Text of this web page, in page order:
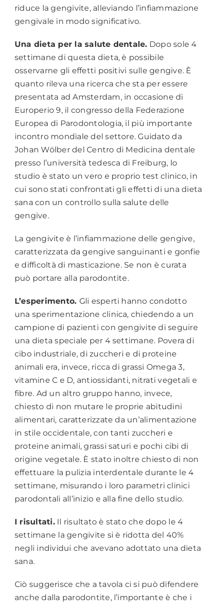
riduce la gengivite, alleviando l’infiammazione
gengivale in modo significativo.
Una dieta per la salute dentale. Dopo sole 4
settimane di questa dieta, è possibile
osservarne gli effetti positivi sulle gengive. È
quanto rileva una ricerca che sta per essere
presentata ad Amsterdam, in occasione di
Europerio 9, il congresso della Federazione
Europea di Parodontologia, il più importante
incontro mondiale del settore. Guidato da
Johan Wölber del Centro di Medicina dentale
presso l’università tedesca di Freiburg, lo
studio è stato un vero e proprio test clinico, in
cui sono stati confrontati gli effetti di una dieta
sana con un controllo sulla salute delle
gengive.
La gengivite è l’infiammazione delle gengive,
caratterizzata da gengive sanguinanti e gonfie
e difficoltà di masticazione. Se non è curata
può portare alla parodontite.
L’esperimento. Gli esperti hanno condotto
una sperimentazione clinica, chiedendo a un
campione di pazienti con gengivite di seguire
una dieta speciale per 4 settimane. Povera di
cibo industriale, di zuccheri e di proteine
animali era, invece, ricca di grassi Omega 3,
vitamine C e D, antiossidanti, nitrati vegetali e
fibre. Ad un altro gruppo hanno, invece,
chiesto di non mutare le proprie abitudini
alimentari, caratterizzate da un’alimentazione
in stile occidentale, con tanti zuccheri e
proteine animali, grassi saturi e pochi cibi di
origine vegetale. È stato inoltre chiesto di non
effettuare la pulizia interdentale durante le 4
settimane, misurando i loro parametri clinici
parodontali all’inizio e alla fine dello studio.
I risultati.Il risultato è stato che dopo le 4
settimane la gengivite si è ridotta del 40%
negli individui che avevano adottato una dieta
sana.
Ciò suggerisce che a tavola ci si può difendere
anche dalla parodontite, l’importante è che i